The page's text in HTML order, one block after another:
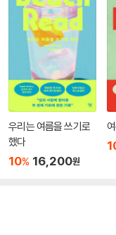
우리는 여름을 쓰기로
했다
10% 16,200원